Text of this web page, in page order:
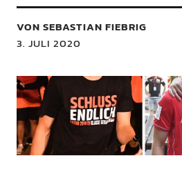
VON SEBASTIAN FIEBRIG
3. JULI 2020